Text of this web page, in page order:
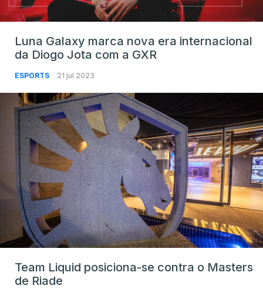
Luna Galaxy marca nova era internacional
da Diogo Jota com a GXR
ESPORTS 21 jul 2023
Team Liquid posiciona-se contra o Masters
de Riade